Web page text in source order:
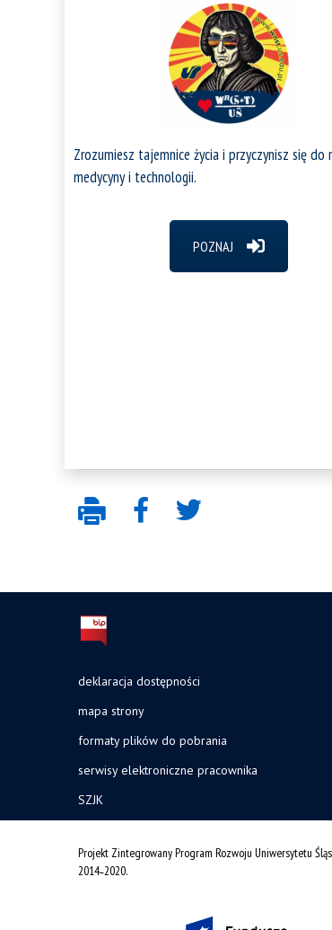
Zrozumiesz tajemnice życia i przyczynisz się do
medycyny i technologii.
POZNAJ
deklaracja dostępności
mapa strony
formaty plików do pobrania
serwisy elektroniczne pracownika
SZJK
Projekt Zintegrowany Program Rozwoju Uniwersytetu
2014˗2020.